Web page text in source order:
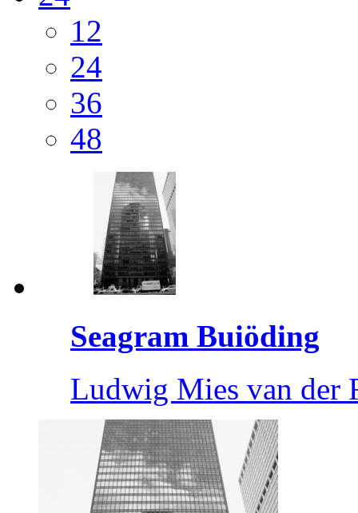
12
24
36
48
Seagram Buiöding
Ludwig Mies van der